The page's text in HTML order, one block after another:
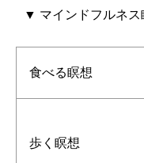
▼ マインドフルネス
食べる瞑想
歩く瞑想